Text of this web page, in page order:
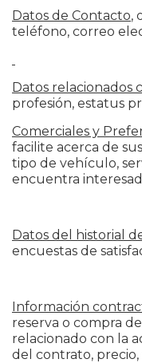
Datos de Contacto,
teléfono, correo
Datos relacionados
profesión, estatus
Comerciales y
facilite acerca de
tipo de vehículo,
encuentra
Datos del historial
encuestas de
Información
reserva o compra
relacionado con la
del contrato,